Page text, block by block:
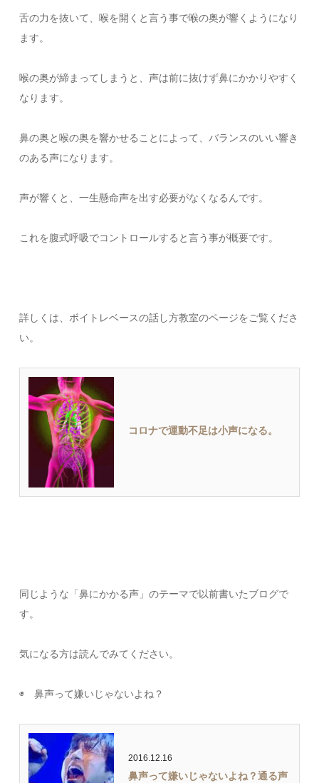
舌の力を抜いて、喉を開くと言う事で喉の奥が響くようになり
ます。
喉の奥が締まってしまうと、声は前に抜けず鼻にかかりやすく
なります。
鼻の奥と喉の奥を響かせることによって、バランスのいい響き
のある声になります。
声が響くと、一生懸命声を出す必要がなくなるんです。
これを腹式呼吸でコントロールすると言う事が概要です。
詳しくは、ボイトレベースの話し方教室のページをご覧くださ
い。
コロナで運動不足は小声になる。
同じような「鼻にかかる声」のテーマで以前書いたブログで
す。
気になる方は読んでみてください。
◉ 鼻声って嫌いじゃないよね？
2016.12.16
鼻声って嫌いじゃないよね？通る声